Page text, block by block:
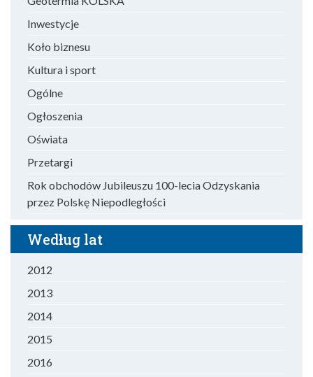
Inwestycje
Koło biznesu
Kultura i sport
Ogólne
Ogłoszenia
Oświata
Przetargi
Rok obchodów Jubileuszu 100-lecia Odzyskania
przez Polskę Niepodległości
Według lat
2012
2013
2014
2015
2016